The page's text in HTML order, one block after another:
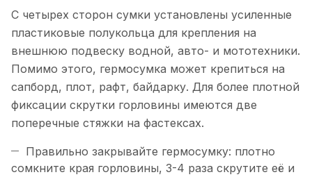
С четырех сторон сумки установлены усиленные
пластиковые полукольца для крепления на
внешнюю подвеску водной, авто- и мототехники.
Помимо этого, гермосумка может крепиться на
сапборд, плот, рафт, байдарку. Для более плотной
фиксации скрутки горловины имеются две
поперечные стяжки на фастексах.
Правильно закрывайте гермосумку: плотно
сомкните края горловины, 3-4 раза скрутите её и